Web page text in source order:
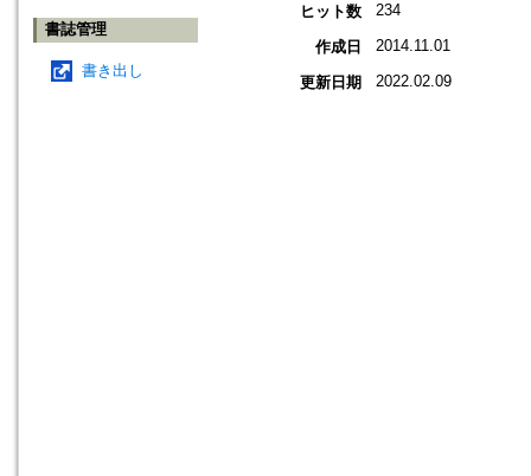
書誌管理
書き出し
ヒット数
234
作成日 2014.11.01
更新日期 2022.02.09